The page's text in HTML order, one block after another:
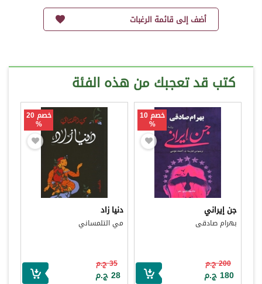
أضف إلى قائمة الرغبات
كتب قد تعجبك من هذه الفئة
خصم 10
%
جن إيراني
بهرام صادقى
200 ج.م
180 ج.م
خصم 20
%
دنيا زاد
مي التلمساني
35 ج.م
28 ج.م